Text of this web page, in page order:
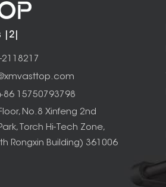
|2|
2118217
15750793798
No.8 Xinfeng 2nd
Torch Hi-Tech Zone,
Rongxin Building) 361006